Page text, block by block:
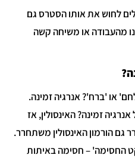
לחוש את אותו הסטרס גם
מהעבודה או משיחה קשה
או 'ברח'? אנרגיה זמינה.
זמינה? האינסולין, אז
גם הורמון האינסולין משתחרר.
החסימה' – חסימה באיתות